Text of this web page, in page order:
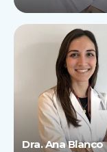
Dra. Ana Blanco